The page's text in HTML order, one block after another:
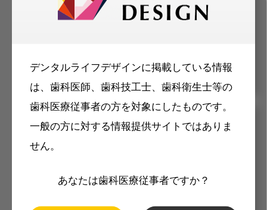
デンタルライフデザインに掲載している情報
は、歯科医師、歯科技工士、歯科衛生士等の
歯科医療従事者の方を対象にしたものです。
一般の方に対する情報提供サイトではありま
せん。
あなたは歯科医療従事者ですか？
容のメールマガジンをお届けします。
メリット